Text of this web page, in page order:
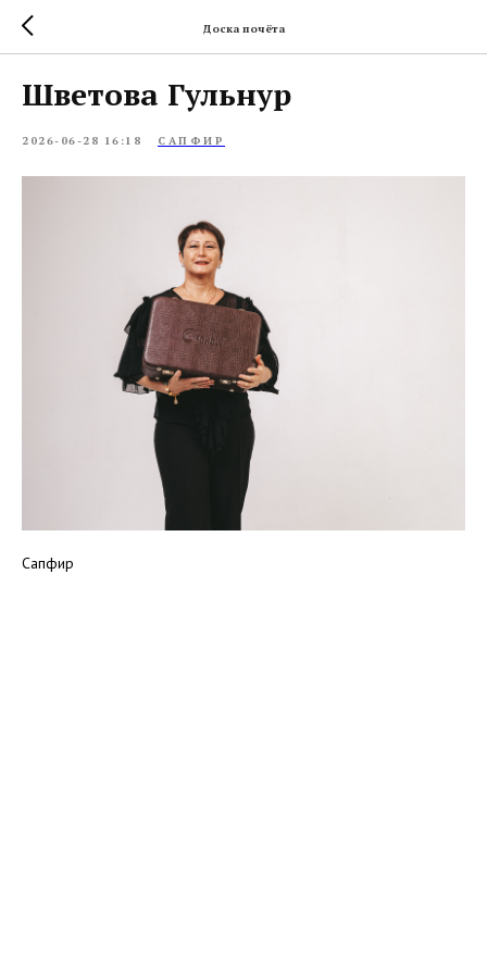
Доска почёта
Шветова Гульнур
2026-06-28 16:18 САПФИР
Сапфир